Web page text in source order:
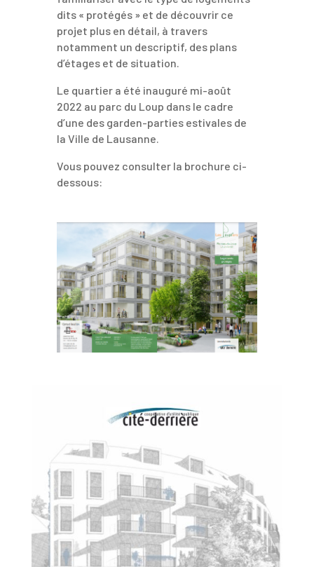
dits « protégés » et de découvrir ce
projet plus en détail, à travers
notamment un descriptif, des plans
d’étages et de situation.
Le quartier a été inauguré mi-août
2022 au parc du Loup dans le cadre
d’une des garden-parties estivales de
la Ville de Lausanne.
Vous pouvez consulter la brochure ci-
dessous: